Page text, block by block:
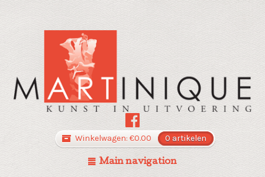
Winkelwagen: €0.00 0 artikelen
Main navigation